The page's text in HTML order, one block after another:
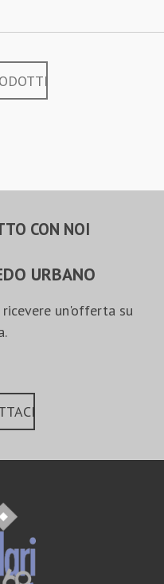
CON NOI
URBANO
un'offerta su